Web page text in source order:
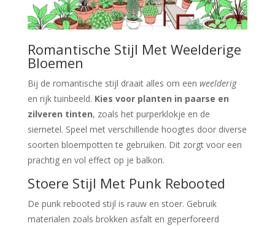
Romantische Stijl Met Weelderige
Bloemen
Bij de romantische stijl draait alles om een weelderig
en rijk tuinbeeld. Kies voor planten in paarse en
zilveren tinten, zoals het purperklokje en de
siernetel. Speel met verschillende hoogtes door diverse
soorten bloempotten te gebruiken. Dit zorgt voor een
prachtig en vol effect op je balkon.
Stoere Stijl Met Punk Rebooted
De punk rebooted stijl is rauw en stoer. Gebruik
materialen zoals brokken asfalt en geperforeerd